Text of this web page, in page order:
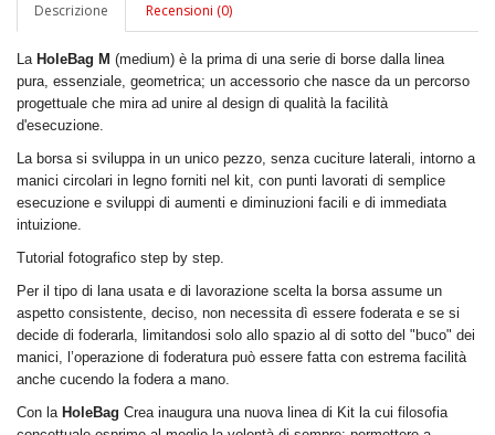
Descrizione Recensioni (0)
La HoleBag M (medium) è la prima di una serie di borse dalla linea
pura, essenziale, geometrica; un accessorio che nasce da un percorso
progettuale che mira ad unire al design di qualità la facilità
d'esecuzione.
La borsa si sviluppa in un unico pezzo, senza cuciture laterali, intorno a
manici circolari in legno forniti nel kit, con punti lavorati di semplice
esecuzione e sviluppi di aumenti e diminuzioni facili e di immediata
intuizione.
Tutorial fotografico step by step.
Per il tipo di lana usata e di lavorazione scelta la borsa assume un
aspetto consistente, deciso, non necessita dì essere foderata e se si
decide di foderarla, limitandosi solo allo spazio al di sotto del "buco" dei
manici, l’operazione di foderatura può essere fatta con estrema facilità
anche cucendo la fodera a mano.
Con la HoleBag Crea inaugura una nuova linea di Kit la cui filosofia